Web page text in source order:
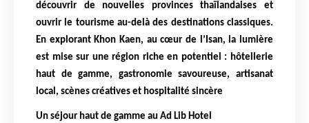
découvrir de nouvelles provinces thaïlandaises et
ouvrir le tourisme au-delà des destinations classiques.
En explorant Khon Kaen, au cœur de l’Isan, la lumière
est mise sur une région riche en potentiel : hôtellerie
haut de gamme, gastronomie savoureuse, artisanat
local, scènes créatives et hospitalité sincère
Un séjour haut de gamme au Ad Lib Hotel